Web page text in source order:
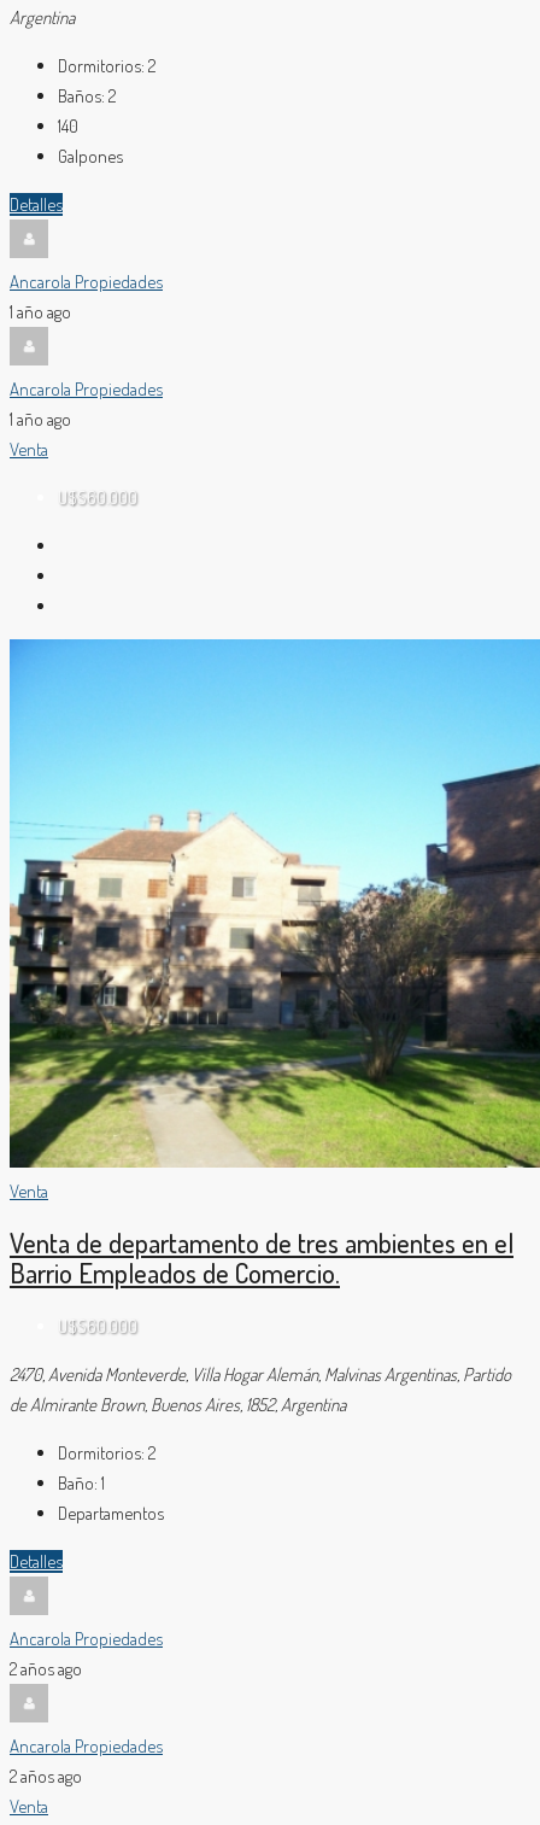
Argentina
Dormitorios: 2
Baños: 2
140
Galpones
Detalles
Ancarola Propiedades
1 año ago
Ancarola Propiedades
1 año ago
Venta
U$S60.000
Venta
Venta de departamento de tres ambientes en el
Barrio Empleados de Comercio.
U$S60.000
2470, Avenida Monteverde, Villa Hogar Alemán, Malvinas Argentinas, Partido
de Almirante Brown, Buenos Aires, 1852, Argentina
Dormitorios: 2
Baño: 1
Departamentos
Detalles
Ancarola Propiedades
2 años ago
Ancarola Propiedades
2 años ago
Venta